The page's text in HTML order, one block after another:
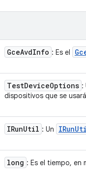
GceAvdInfo : Es el
TestDeviceOptions :
dispositivos que se
IRunUtil : Un IRun
long : Es el tiempo, en